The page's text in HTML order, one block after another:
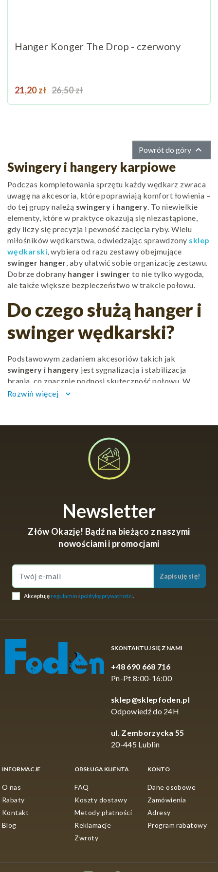
Hanger Konger The Drop - czerwony
Cena
21,20 zł Cena podstawowa
26,50 zł
Powrót do góry 
Swingery i hangery karpiowe
Podczas kompletowania sprzętu każdy wędkarz zwraca
uwagę na akcesoria, które poprawiają komfort łowienia –
do tej grupy należą swingery i hangery . To niewielkie
elementy, które w praktyce okazują się niezastąpione,
gdy liczy się precyzja i pewność zacięcia ryby. Wielu
miłośników wędkarstwa, odwiedzając sprawdzony sklep
wędkarski , wybiera od razu zestawy obejmujące
swinger hanger , aby ułatwić sobie organizację zestawu.
Dobrze dobrany hanger i swinger to nie tylko wygoda,
ale także większe bezpieczeństwo w trakcie połowu.
Do czego służą hanger i
swinger wędkarski?
Podstawowym zadaniem akcesoriów takich jak
swingery i hangery jest sygnalizacja i stabilizacja
brania, co znacznie podnosi skuteczność połowu. W
połączeniu z niezawodnymi
swingerzostał zaprojektowany tak, by równoważyć
napięcie żyłki i wspierać szybkie reakcje wędkarza.
Warto pamiętać, że to drobne, lecz niezwykle istotne
, które mają realny wpływ na
Rozwiń więcej keyboard_arrow_down
Newsletter
Złów Okazję! Bądź na bieżąco z naszymi
nowościami i promocjami
Zapisuję się!
Akceptuję regulamin i politykę prywatności
SKONTAKTUJ SIĘ Z NAMI
+48 690 668 716
Pn-Pt 8:00-16:00
sklep@sklepfoden.pl
Odpowiedź do 24H
ul. Zemborzycka 55
20-445 Lublin
INFORMACJE
O nas
Rabaty
Kontakt
Blog
OBSŁUGA KLIENTA
FAQ
Koszty dostawy
Metody płatności
Reklamacje
Zwroty
KONTO
Dane osobowe
Zamówienia
Adresy
Program rabatowy